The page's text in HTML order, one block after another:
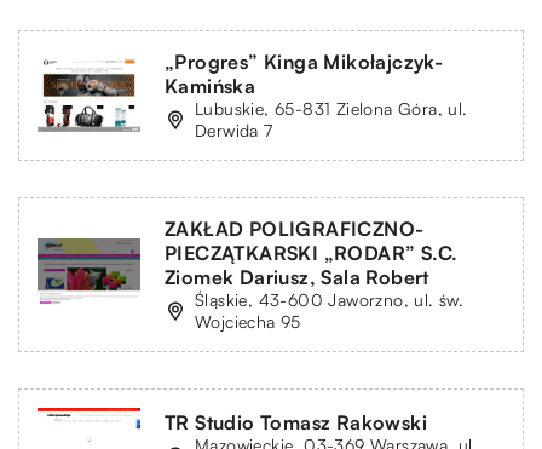
„Progres” Kinga Mikołajczyk-
Kamińska
Lubuskie, 65-831 Zielona Góra, ul.
Derwida 7
ZAKŁAD POLIGRAFICZNO-
PIECZĄTKARSKI „RODAR” S.C.
Ziomek Dariusz, Sala Robert
Śląskie, 43-600 Jaworzno, ul. św.
Wojciecha 95
TR Studio Tomasz Rakowski
Mazowieckie, 03-369 Warszawa, ul.